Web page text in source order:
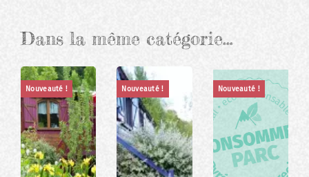
Dans la même catégorie…
Nouveauté ! Nouveauté ! Nouveauté !